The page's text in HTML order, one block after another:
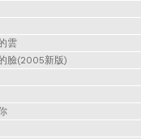
雲
臉(2005新版)